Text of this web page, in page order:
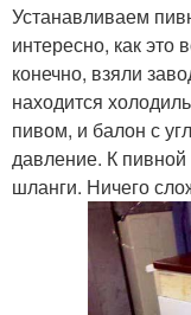
Устанавливаем
интересно, как
конечно, взяли
находится
пивом, и балон с
давление. К
шланги. Ничего